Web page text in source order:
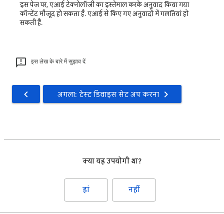
इस पेज पर, एआई टेक्नोलॉजी का इस्तेमाल करके अनुवाद किया गया
कॉन्टेंट मौजूद हो सकता है. एआई से किए गए अनुवादों में गलतियां हो
सकती हैं.
इस लेख के बारे में सुझाव दें
अगला: टेस्ट डिवाइस सेट अप करना
क्या यह उपयोगी था?
हां नहीं